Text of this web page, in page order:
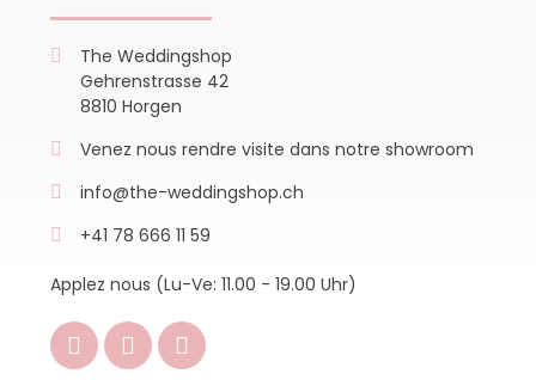
The Weddingshop
Gehrenstrasse 42
8810 Horgen
Venez nous rendre visite dans notre showroom
info@the-weddingshop.ch
+41 78 666 11 59
Applez nous (Lu-Ve: 11.00 - 19.00 Uhr)